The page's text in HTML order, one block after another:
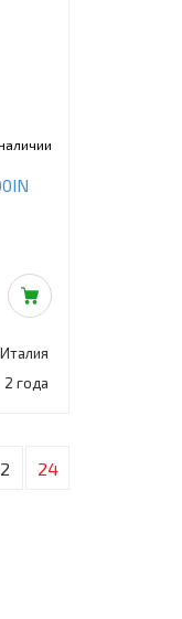
Италия
2 года
24